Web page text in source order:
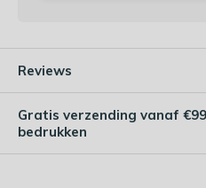
Reviews
Gratis verzending vanaf
bedrukken